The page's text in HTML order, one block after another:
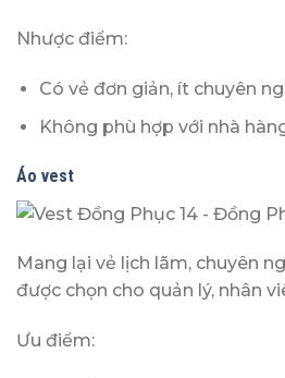
Nhược điểm:
Có vẻ đơn giản, ít chuyên
Không phù hợp với nhà
Áo vest
Mang lại vẻ lịch lãm, chuyên
được chọn cho quản lý, nhân
Ưu điểm: